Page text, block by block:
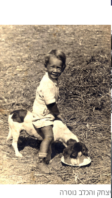
יצחק והכלב נוטרה